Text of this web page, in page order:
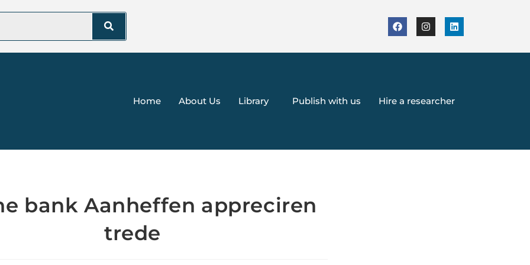
Home About Us Library Publish with us Hire a researcher
bank Aanheffen appreciren
trede